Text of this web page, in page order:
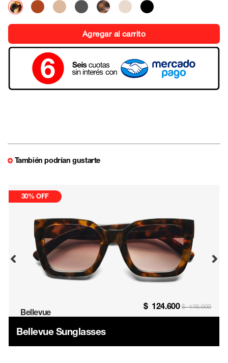
Agregar al carrito
También podrían gustarte
30% OFF
Bellevue
$ 124.600 $ 178.000
Bellevue Sunglasses